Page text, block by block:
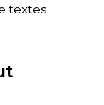
textes.